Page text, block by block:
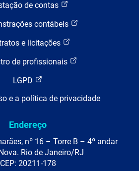
de contas
contábeis
e licitações
de profissionais
LGPD
e a política de privacidade
Endereço
nº 16 – Torre B – 4º andar
Rio de Janeiro/RJ
CEP: 20211-178